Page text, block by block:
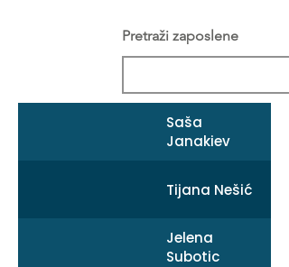
Pretraži zaposlene
Saša
Janakiev
Tijana Nešić
Jelena
Subotic